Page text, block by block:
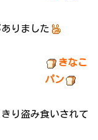
りました
きなこ
パン
り盗み食いされて